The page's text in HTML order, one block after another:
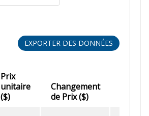
EXPORTER DES DONNÉES
Prix
unitaire
($)
Changement
de Prix ($)